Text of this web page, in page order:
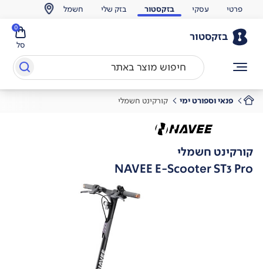
פרטי עסקי בזקסטור בזק שלי חשמל
בזקסטור
סל
0
פנאי וספורט ימי קורקינט חשמלי
קורקינט חשמלי
NAVEE E-Scooter ST3 Pro